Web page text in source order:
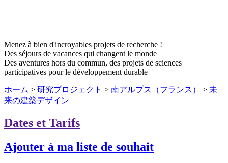
Menez à bien d'incroyables projets de recherche !
Des séjours de vacances qui changent le monde
Des aventures hors du commun, des projets de sciences
participatives pour le développement durable
ホーム > 研究プロジェクト > 南アルプス（フランス） > 未
来の建築デザイン
Dates et Tarifs
Ajouter à ma liste de souhait